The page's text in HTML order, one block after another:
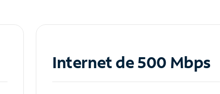
Internet de 500 Mbps